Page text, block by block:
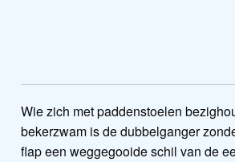
Wie zich met paddenstoelen
bekerzwam is de dubbelganger
flap een weggegooide schil van de